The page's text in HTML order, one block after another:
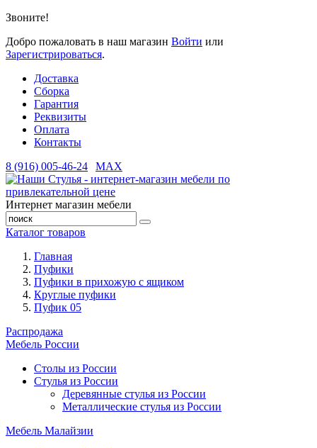
Звоните!
Добро пожаловать в наш магазин Войти или
Зарегистрироваться.
Доставка
Сборка
Гарантия
Реквизиты
Оплата
Контакты
8 (916) 005-46-24
MAX
Интернет магазин мебели
Каталог товаров
Главная
Пуфики
Пуфики в прихожую с ящиком
Круглые пуфики
Пуфик 05
Распродажа
Мебель России
Столы из России
Стулья из России
Деревянные стулья из России
Металлические стулья из России
Мебель Малайзии